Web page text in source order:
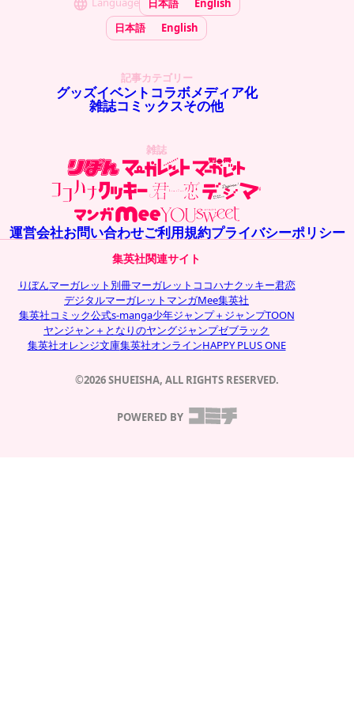
日本語
English
日本語
English
記事カテゴリー
グッズイベント コラボメディア化
雑誌コミックスその他
雑誌
運営会社お問い合わせご利用規約プライバシーポリシー
集英社関連サイト
りぼんマーガレット 別冊マーガレット ココハナクッキー君恋
デジタルマーガレット マンガMee集英社
集英社コミック公式s-manga少年ジャンプ＋ ジャンプTOON
ヤンジャン＋ となりのヤングジャンプゼブラック
集英社オレンジ文庫集英社オンラインHAPPY PLUS ONE
©2026 SHUEISHA, ALL RIGHTS RESERVED.
POWERED BY